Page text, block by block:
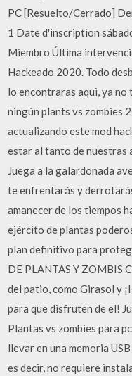
PC [Resuelto/Cerrado]
1 Date d'inscription
Miembro Última
Hackeado 2020. Todo
lo encontraras aqui, ya no
ningún plants vs zombies
actualizando este mod
estar al tanto de nuestras
Juega a la galardonada
te enfrentarás y
amanecer de los tiempos
ejército de plantas
plan definitivo para
DE PLANTAS Y ZOMBIS
del patio, como Girasol y
para que disfruten de el!
Plantas vs zombies para
llevar en una memoria
es decir, no requiere